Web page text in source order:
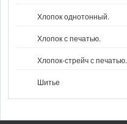
Хлопок однотонный.
Хлопок с печатью.
Хлопок-стрейч с печатью.
Шитье